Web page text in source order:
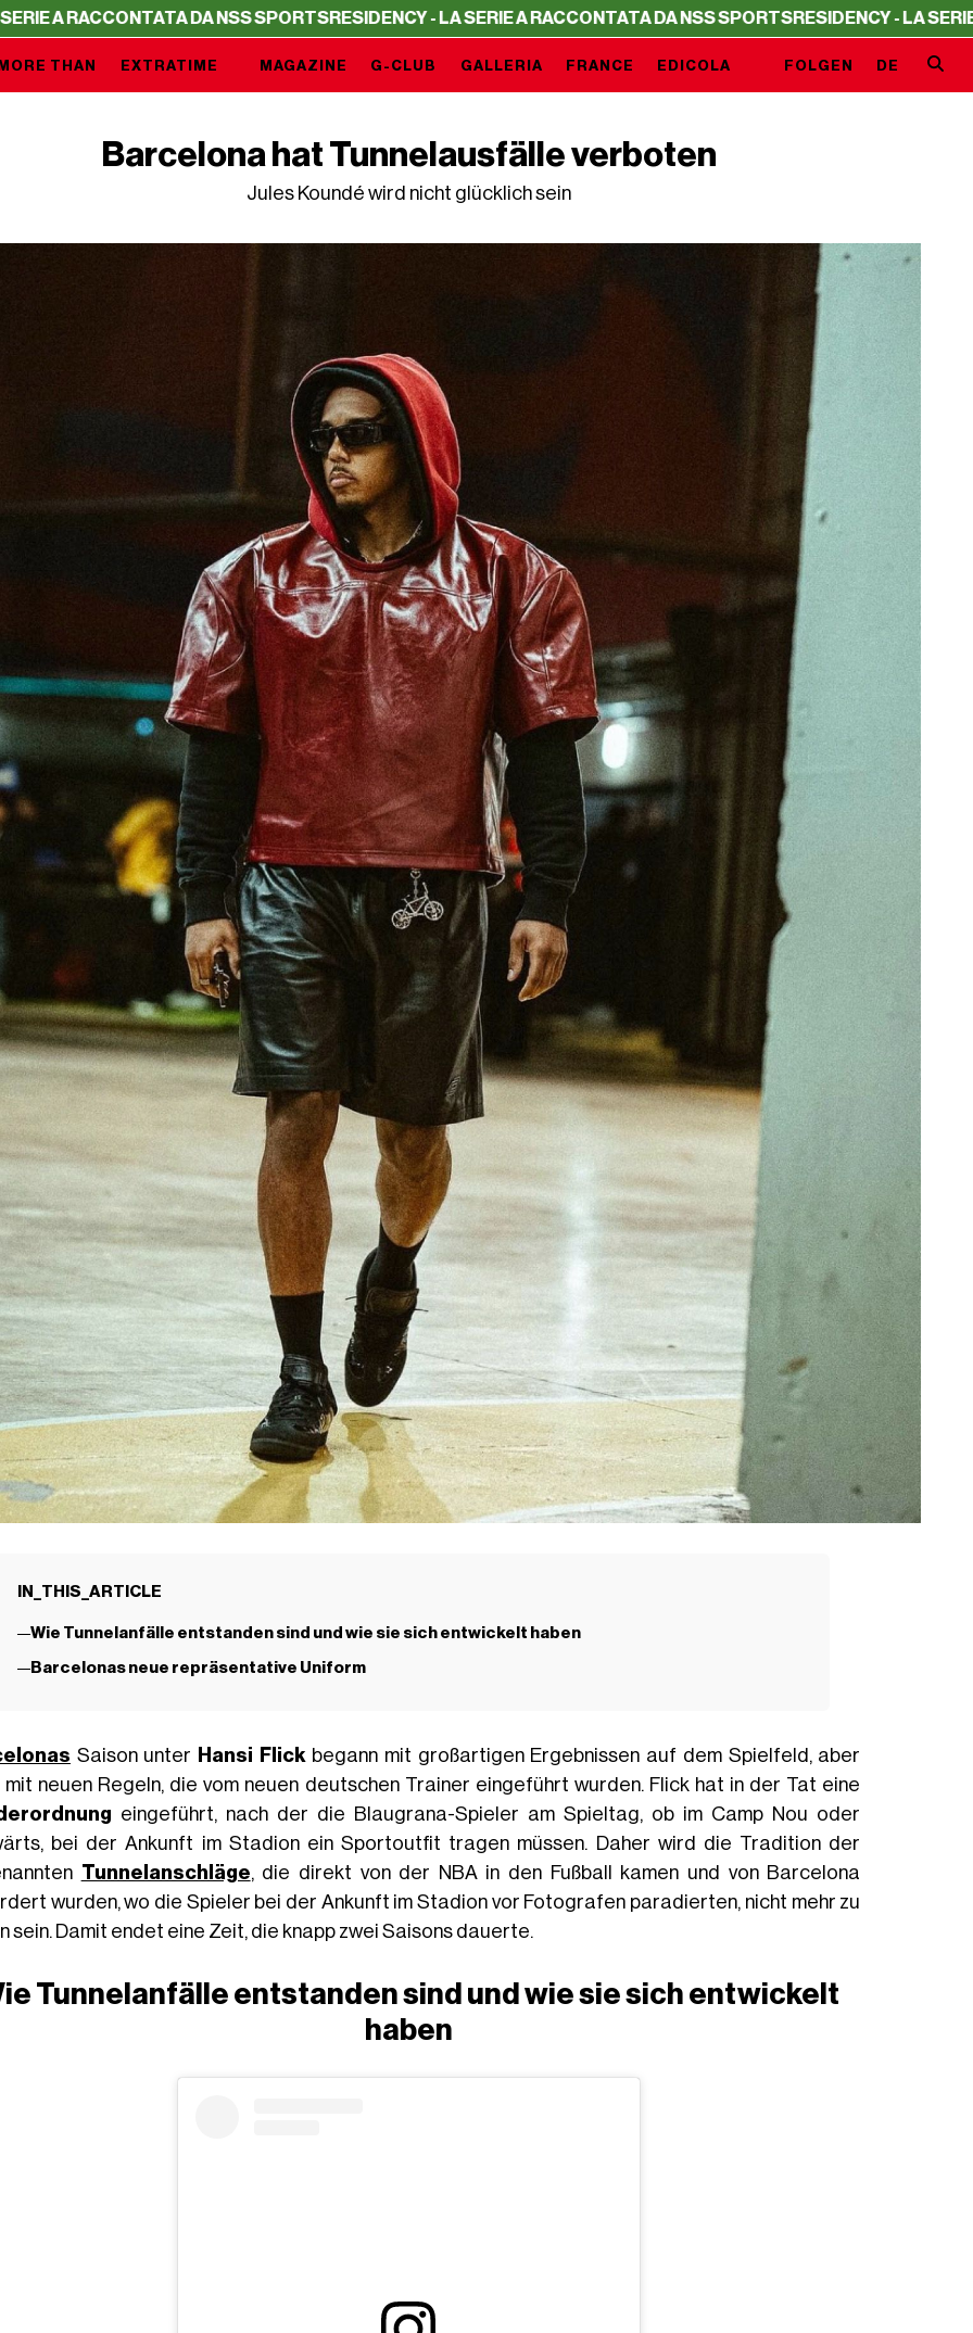
DA NSS SPORTSRESIDENCY - LA SERIE A RACCONTATA DA NSS SPORTSRESIDENCY - LA SERIE A
EXTRATIME
THAN MAGAZINE G-CLUB GALLERIA FRANCE EDICOLA FOLGEN DE
Barcelona hat Tunnelausfälle verboten
Jules Koundé wird nicht glücklich sein
IN_THIS_ARTICLE
Wie Tunnelanfälle entstanden sind und wie sie sich entwickelt haben
Barcelonas neue repräsentative Uniform
Saison unter Hansi Flick begann mit großartigen Ergebnissen auf dem Spielfeld, aber
mit neuen Regeln, die vom neuen deutschen Trainer eingeführt wurden. Flick hat in der Tat eine
eingeführt, nach der die Blaugrana-Spieler am Spieltag, ob im Camp Nou oder
bei der Ankunft im Stadion ein Sportoutfit tragen müssen. Daher wird die Tradition der
Tunnelanschläge, die direkt von der NBA in den Fußball kamen und von Barcelona
wurden, wo die Spieler bei der Ankunft im Stadion vor Fotografen paradierten, nicht mehr zu
sein. Damit endet eine Zeit, die knapp zwei Saisons dauerte.
Tunnelanfälle entstanden sind und wie sie sich entwickelt
haben